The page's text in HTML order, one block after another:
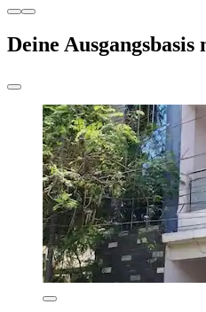
Deine